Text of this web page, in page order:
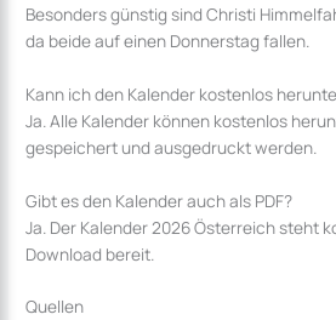
Besonders günstig sind Christi
da beide auf einen Donnerstag fallen.
Kann ich den Kalender kostenlos
Ja. Alle Kalender können kostenlos
gespeichert und ausgedruckt werden.
Gibt es den Kalender auch als PDF?
Ja. Der Kalender 2026 Österreich steht
Download bereit.
Quellen